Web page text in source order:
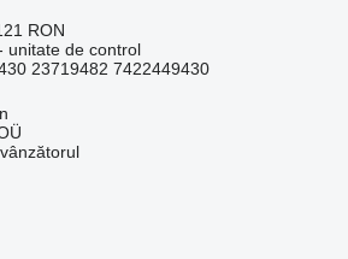
RON
unitate de control
23719482 7422449430